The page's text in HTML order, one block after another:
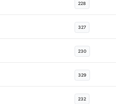
228
327
230
329
232